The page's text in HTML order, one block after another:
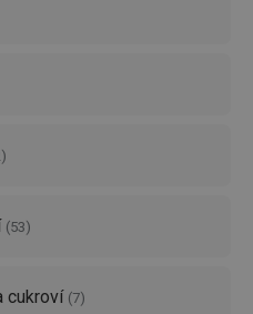
)
(53)
cukroví (7)